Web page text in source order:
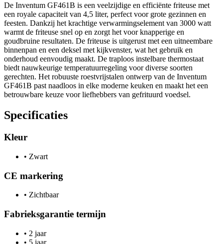
De Inventum GF461B is een veelzijdige en efficiënte friteuse met
een royale capaciteit van 4,5 liter, perfect voor grote gezinnen en
feesten. Dankzij het krachtige verwarmingselement van 3000 watt
warmt de friteuse snel op en zorgt het voor knapperige en
goudbruine resultaten. De friteuse is uitgerust met een uitneembare
binnenpan en een deksel met kijkvenster, wat het gebruik en
onderhoud eenvoudig maakt. De traploos instelbare thermostaat
biedt nauwkeurige temperatuurregeling voor diverse soorten
gerechten. Het robuuste roestvrijstalen ontwerp van de Inventum
GF461B past naadloos in elke moderne keuken en maakt het een
betrouwbare keuze voor liefhebbers van gefrituurd voedsel.
Specificaties
Kleur
• Zwart
CE markering
• Zichtbaar
Fabrieksgarantie termijn
• 2 jaar
• 5 jaar